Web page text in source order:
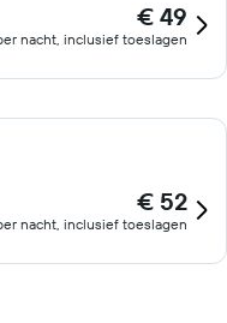
€ 49
nacht, inclusief toeslagen
€ 52
nacht, inclusief toeslagen